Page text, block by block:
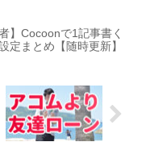
】Cocoonで1記事書く
定まとめ【随時更新】